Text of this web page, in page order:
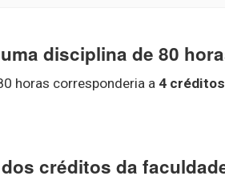
disciplina de 80
horas corresponderia a 4 créditos
créditos da